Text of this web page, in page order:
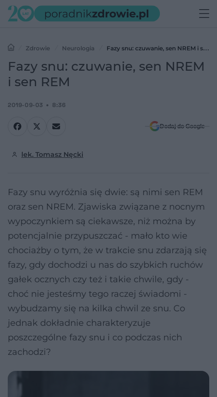
Zdrowie Neurologia
Fazy snu: czuwanie, sen NREM i sen
REM
Fazy snu: czuwanie, sen NREM
i sen REM
2019-09-03 8:36
Dodaj do Google
lek. Tomasz Nęcki
Fazy snu wyróżnia się dwie: są nimi sen REM
oraz sen NREM. Zjawiska związane z nocnym
wypoczynkiem są ciekawsze, niż można by
potencjalnie przypuszczać - mało kto wie
chociażby o tym, że w trakcie snu zdarzają się
fazy, gdy dochodzi u nas do szybkich ruchów
gałek ocznych czy też i takie chwile, gdy -
choć nie jesteśmy tego raczej świadomi -
wybudzamy się na kilka chwil ze snu. Co
jednak dokładnie charakteryzuje
poszczególne fazy snu i co podczas nich
zachodzi?